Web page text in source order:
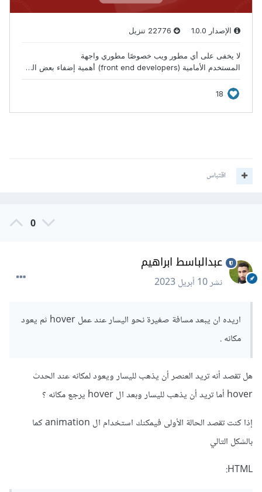
اقتباس
0
عبدالباسط ابراهيم
نشر10 أبريل 2023
اريده ان يبعد مسافة صغيرة نحو اليسار عند عمل hover ثم يعود
مكانه .
هل تقصد أنه تريد العنصر أن يذهب لليسار ويعود لمكانه عند الحدث
hover أما تريد أن يذهب لليسار وبعد ال hover يرجع مكانه ؟
إذا كنت تقصد الحالة الأولى فيمكنك استخدام ال animation كما
بالشكل التالي
HTML: